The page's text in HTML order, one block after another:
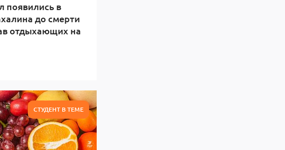
появились в
до смерти
отдыхающих на
СТУДЕНТ В ТЕМЕ